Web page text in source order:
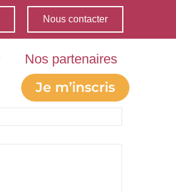
Nous contacter
Nos partenaires
Je m’inscris